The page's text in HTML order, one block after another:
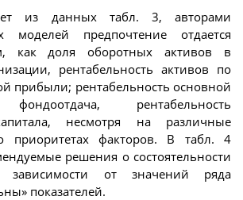
из данных табл. 3, авторами
моделей предпочтение отдается
как доля оборотных активов в
рентабельность активов по
прибыли; рентабельность основной
фондоотдача, рентабельность
несмотря на различные
приоритетах факторов. В табл. 4
решения о состоятельности
зависимости от значений ряда
показателей.